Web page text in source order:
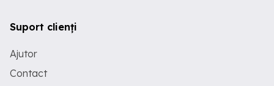
Suport clienți
Ajutor
Contact